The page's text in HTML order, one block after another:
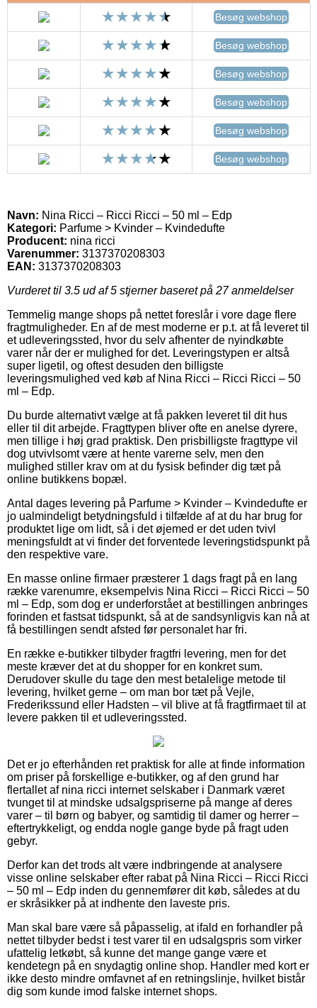
Besøg webshop
Besøg webshop
Besøg webshop
Besøg webshop
Besøg webshop
Besøg webshop
Navn: Nina Ricci – Ricci Ricci – 50 ml – Edp
Kategori: Parfume > Kvinder – Kvindedufte
Producent: nina ricci
Varenummer: 3137370208303
EAN: 3137370208303
Vurderet til 3.5 ud af 5 stjerner baseret på 27anmeldelser
Temmelig mange shops på nettet foreslår i vore dage flere
fragtmuligheder. En af de mest moderne er p.t. at få leveret til
et udleveringssted, hvor du selv afhenter de nyindkøbte
varer når der er mulighed for det. Leveringstypen er altså
super ligetil, og oftest desuden den billigste
leveringsmulighed ved køb af Nina Ricci – Ricci Ricci – 50
ml – Edp.
Du burde alternativt vælge at få pakken leveret til dit hus
eller til dit arbejde. Fragttypen bliver ofte en anelse dyrere,
men tillige i høj grad praktisk. Den prisbilligste fragttype vil
dog utvivlsomt være at hente varerne selv, men den
mulighed stiller krav om at du fysisk befinder dig tæt på
online butikkens bopæl.
Antal dages levering på Parfume > Kvinder – Kvindedufte er
jo ualmindeligt betydningsfuld i tilfælde af at du har brug for
produktet lige om lidt, så i det øjemed er det uden tvivl
meningsfuldt at vi finder det forventede leveringstidspunkt på
den respektive vare.
En masse online firmaer præsterer 1 dags fragt på en lang
række varenumre, eksempelvis Nina Ricci – Ricci Ricci – 50
ml – Edp, som dog er underforstået at bestillingen anbringes
forinden et fastsat tidspunkt, så at de sandsynligvis kan nå at
få bestillingen sendt afsted før personalet har fri.
En række e-butikker tilbyder fragtfri levering, men for det
meste kræver det at du shopper for en konkret sum.
Derudover skulle du tage den mest betalelige metode til
levering, hvilket gerne – om man bor tæt på Vejle,
Frederikssund eller Hadsten – vil blive at få fragtfirmaet til at
levere pakken til et udleveringssted.
Det er jo efterhånden ret praktisk for alle at finde information
om priser på forskellige e-butikker, og af den grund har
flertallet af nina ricci internet selskaber i Danmark været
tvunget til at mindske udsalgspriserne på mange af deres
varer – til børn og babyer, og samtidig til damer og herrer –
eftertrykkeligt, og endda nogle gange byde på fragt uden
gebyr.
Derfor kan det trods alt være indbringende at analysere
visse online selskaber efter rabat på Nina Ricci – Ricci Ricci
– 50 ml – Edp inden du gennemfører dit køb, således at du
er skråsikker på at indhente den laveste pris.
Man skal bare være så påpasselig, at ifald en forhandler på
nettet tilbyder bedst i test varer til en udsalgspris som virker
ufattelig letkøbt, så kunne det mange gange være et
kendetegn på en snydagtig online shop. Handler med kort er
ikke desto mindre omfavnet af en retningslinje, hvilket bistår
dig som kunde imod falske internet shops.